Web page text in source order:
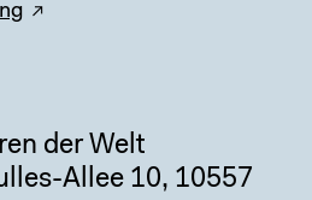
der Welt
Allee 10, 10557